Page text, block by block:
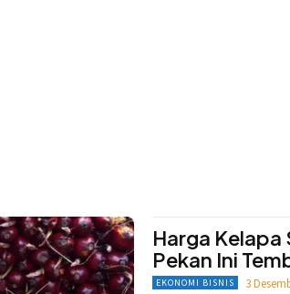
Harga Kelapa
Pekan Ini
EKONOMI BISNIS 3